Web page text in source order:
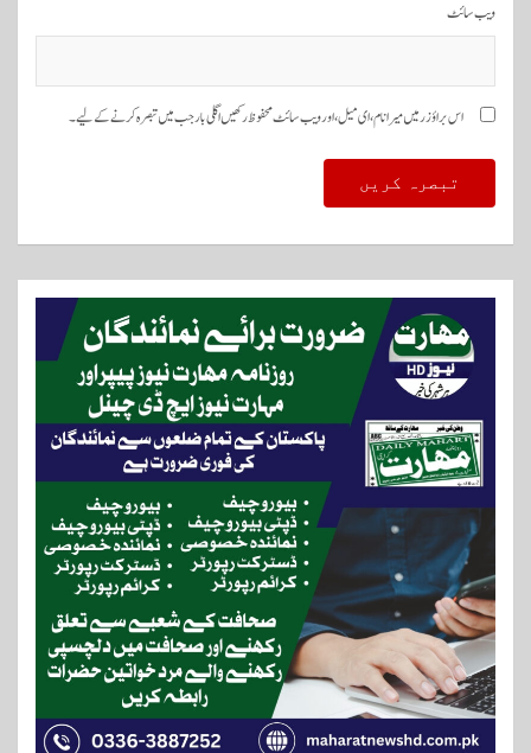
ویب‌ سائٹ
اس براؤزر میں میرا نام، ای میل، اور ویب سائٹ محفوظ رکھیں اگلی بار جب میں تبصرہ کرنے کےلیے۔